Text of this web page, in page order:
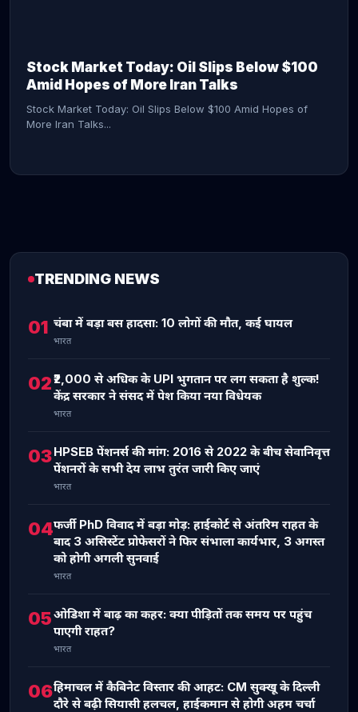
Stock Market Today: Oil Slips Below $100
Amid Hopes of More Iran Talks
Stock Market Today: Oil Slips Below $100 Amid Hopes of
More Iran Talks...
TRENDING NEWS
01 चंबा में बड़ा बस हादसा: 10 लोगों की मौत, कई घायल
भारत
02₹2,000 से अधिक के UPI भुगतान पर लग सकता है शुल्क!
केंद्र सरकार ने संसद में पेश किया नया विधेयक
भारत
03HPSEB पेंशनर्स की मांग: 2016 से 2022 के बीच सेवानिवृत्त
पेंशनरों के सभी देय लाभ तुरंत जारी किए जाएं
भारत
04फर्जी PhD विवाद में बड़ा मोड़: हाईकोर्ट से अंतरिम राहत के
बाद 3 असिस्टेंट प्रोफेसरों ने फिर संभाला कार्यभार, 3 अगस्त
को होगी अगली सुनवाई
भारत
05ओडिशा में बाढ़ का कहर: क्या पीड़ितों तक समय पर पहुंच
पाएगी राहत?
भारत
06हिमाचल में कैबिनेट विस्तार की आहट: CM सुक्खू के दिल्ली
दौरे से बढ़ी सियासी हलचल, हाईकमान से होगी अहम चर्चा